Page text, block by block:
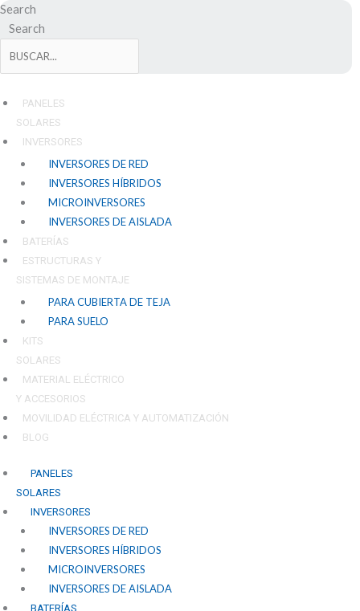
Ir
Search
Search
PANELES
SOLARES
INVERSORES
INVERSORES DE RED
INVERSORES HÍBRIDOS
MICROINVERSORES
INVERSORES DE AISLADA
BATERÍAS
ESTRUCTURAS Y
SISTEMAS DE MONTAJE
PARA CUBIERTA DE TEJA
PARA SUELO
KITS
SOLARES
MATERIAL ELÉCTRICO
Y ACCESORIOS
MOVILIDAD ELÉCTRICA Y AUTOMATIZACIÓN
BLOG
PANELES
SOLARES
INVERSORES
INVERSORES DE RED
INVERSORES HÍBRIDOS
MICROINVERSORES
INVERSORES DE AISLADA
BATERÍAS